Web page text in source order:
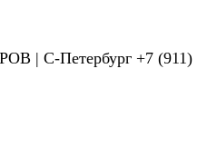
| С-Петербург +7 (911)